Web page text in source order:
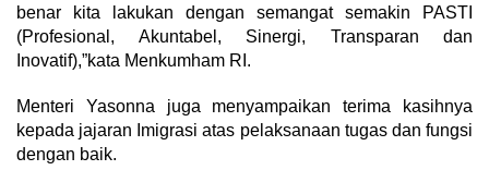
benar kita lakukan dengan semangat semakin PASTI
(Profesional, Akuntabel, Sinergi, Transparan dan
Inovatif),”kata Menkumham RI.
Menteri Yasonna juga menyampaikan terima kasihnya
kepada jajaran Imigrasi atas pelaksanaan tugas dan fungsi
dengan baik.